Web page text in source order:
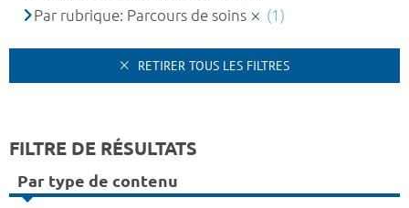
Par rubrique: Parcours de soins
(1)
RETIRER TOUS LES FILTRES
FILTRE DE RÉSULTATS
Par type de contenu